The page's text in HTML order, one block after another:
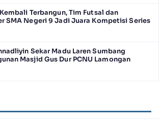
Terbangun, Tim Futsal dan
SMA Negeri 9 Jadi Juara Kompetisi Series
Sekar Madu Laren Sumbang
Masjid Gus Dur PCNU Lamongan